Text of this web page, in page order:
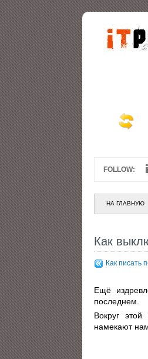
FOLLOW:
НА ГЛАВНУЮ
Как
Как писать
Ещё
последнем.
Вокруг
намекают